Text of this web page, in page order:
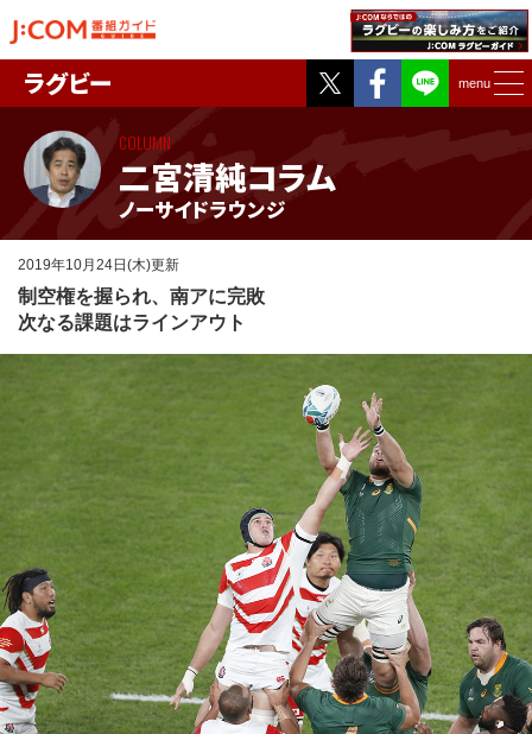
Twitter
Facebook
menu
ラグビー
二宮清純コラム
ノーサイドラウンジ
COLUMN
2019年10月24日(木)更新
制空権を握られ、南アに完敗
次なる課題はラインアウト